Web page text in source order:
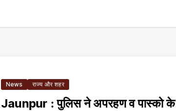
News राज्य और शहर
Jaunpur : पुलिस ने अपरहण व पास्को के